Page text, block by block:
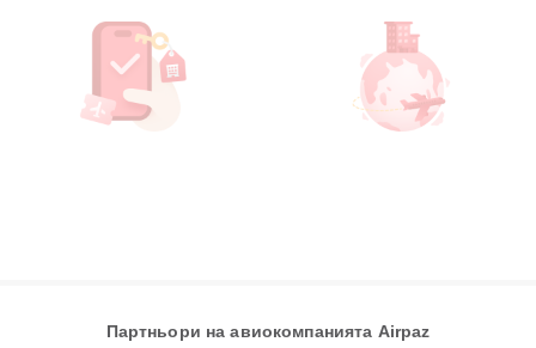
Партньори на авиокомпанията Airpaz